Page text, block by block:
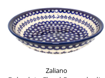
Zaliano